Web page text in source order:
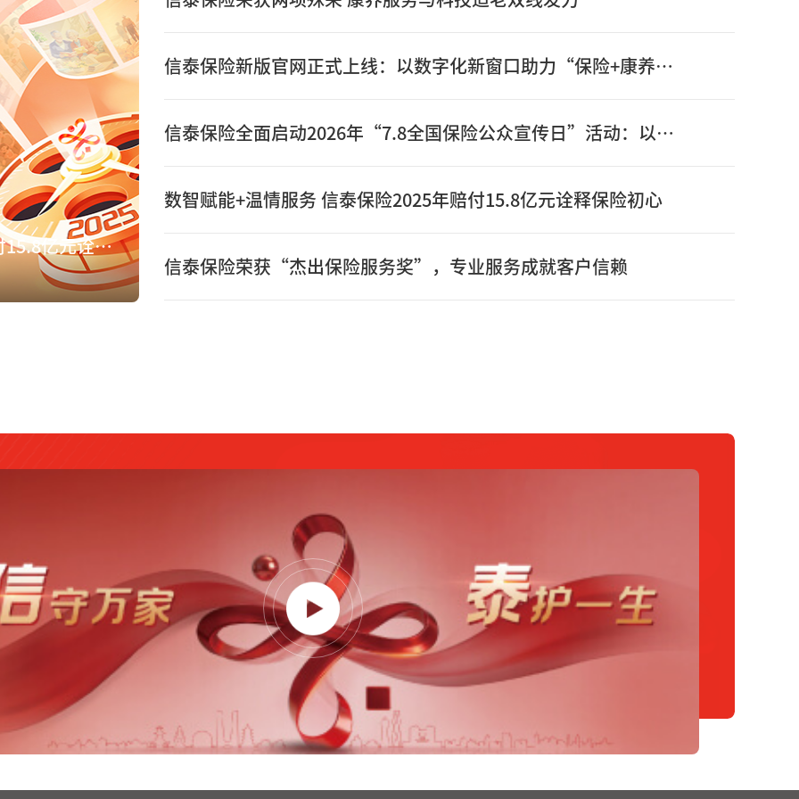
数智赋能+温情服务 信泰保险2025年赔付15.8亿元诠释保险初心
信泰保险新版官网正式上线：以数字化新窗口助力“保险+康养”高质量发展
信泰保险全面启动2026年“7.8全国保险公众宣传日”活动：以奋进姿态书写“十五五”开局之年保险答卷
数智赋能+温情服务 信泰保险2025年赔付15.8亿元诠释保险初心
信泰保险荣获“杰出保险服务奖”，专业服务成就客户信赖